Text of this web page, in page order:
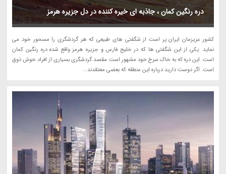
دره رنگین کمان ، جاذبه ای خیره کننده در دل جزیره هرمز
کشور عزیزمان ایران پر است از شگفتی های طبیعی که هر گردشگری را مسحور خود می
نماید. یکی از این شگفتی ها که در خلیج فارس و جزیره هرمز واقع شده دره رنگین کمان
است. این دره که به خاک سرخ خود مشهور است مقصد گردشگری بسیاری از افراد خوش ذوق
است. اگر دوست دارید درباره این منطقه که بعضی معتقدند...